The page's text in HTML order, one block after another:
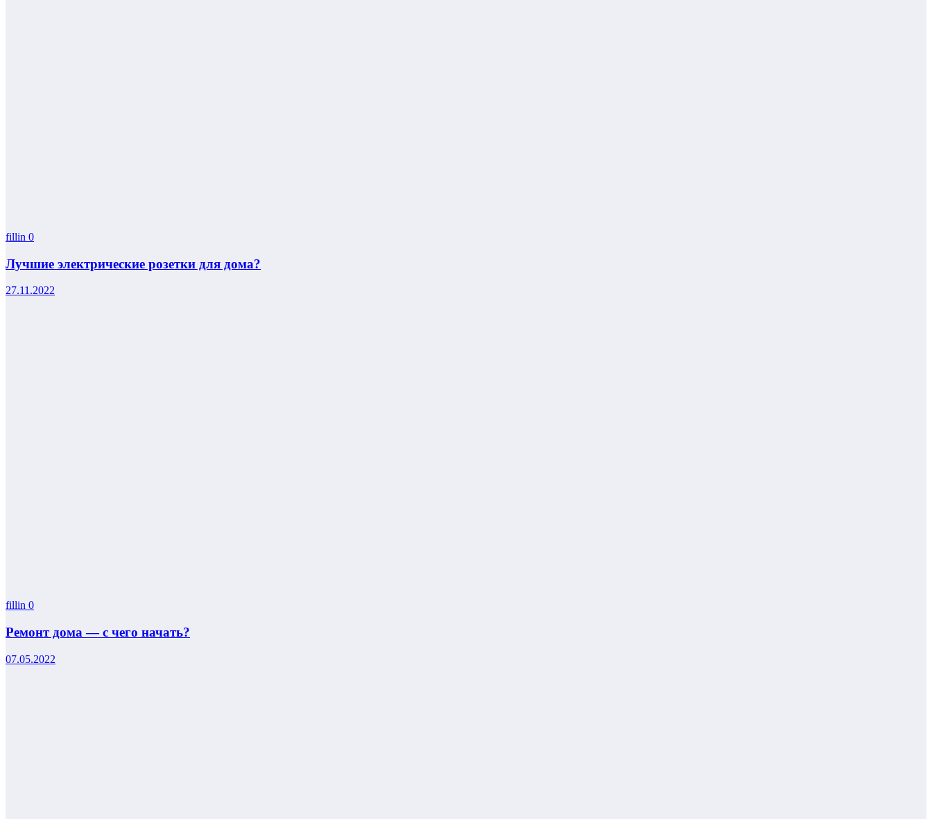
fillin 0
Лучшие электрические розетки для дома?
27.11.2022
fillin 0
Ремонт дома — с чего начать?
07.05.2022